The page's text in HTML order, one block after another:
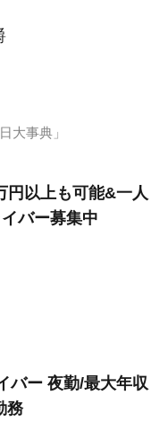
大事典」
円以上も可能&一人
バー募集中
バー 夜勤/最大年収
務